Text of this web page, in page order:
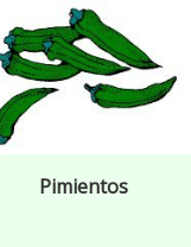
Pimientos